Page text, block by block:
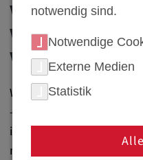
WEBA
Willkommen im News-
– Ihrem Experten für
innovative
neue Technologien,
notwendig sind.
Notwendige
Externe Medien
Statistik